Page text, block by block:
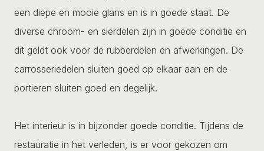
een diepe en mooie glans en is in goede staat. De
diverse chroom- en sierdelen zijn in goede conditie en
dit geldt ook voor de rubberdelen en afwerkingen. De
carrosseriedelen sluiten goed op elkaar aan en de
portieren sluiten goed en degelijk.
Het interieur is in bijzonder goede conditie. Tijdens de
restauratie in het verleden, is er voor gekozen om